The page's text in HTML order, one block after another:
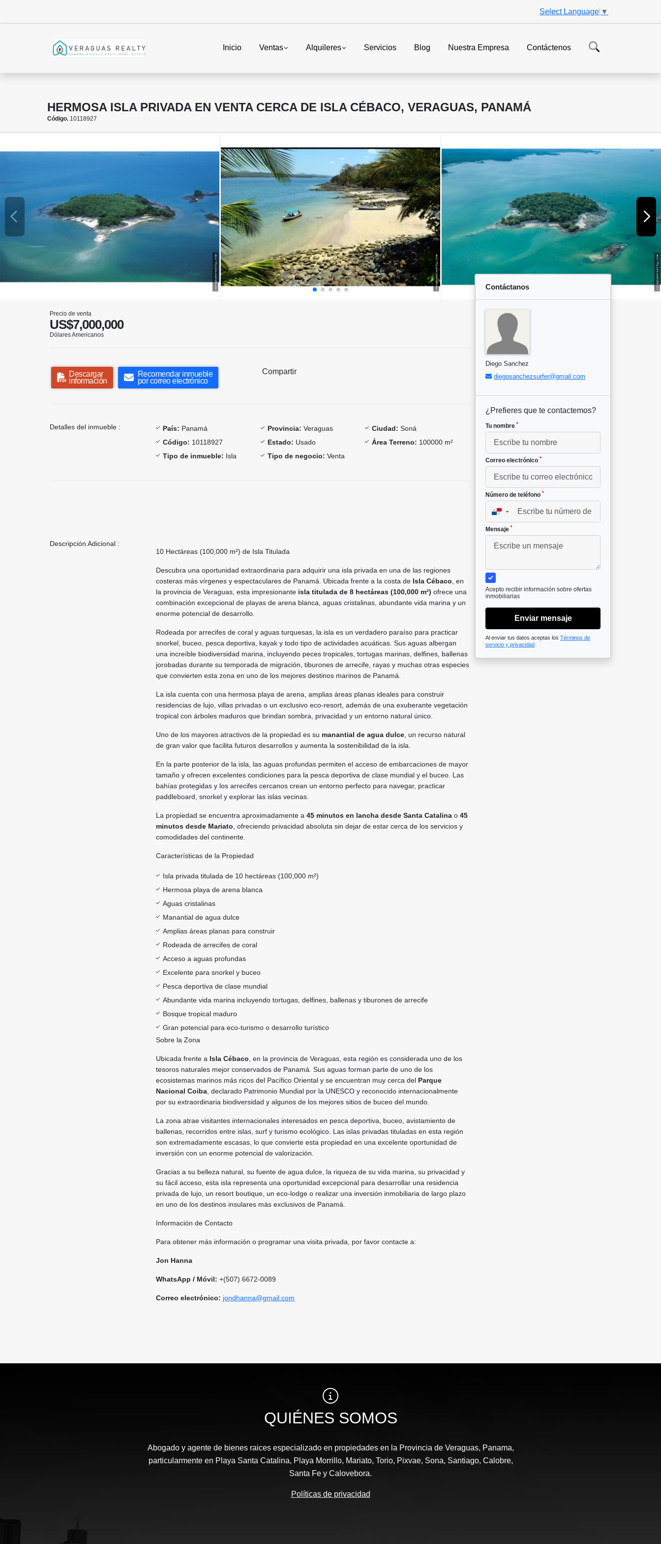
Select Language ▼
Inicio Ventas Alquileres Servicios Blog Nuestra Empresa Contáctenos
HERMOSA ISLA PRIVADA EN VENTA CERCA DE ISLA CÉBACO, VERAGUAS, PANAMÁ
Código. 10118927
Precio de venta
US$7,000,000
Dólares Americanos
Descargar
información
Recomendar inmueble
por correo electrónico
Compartir
Detalles del inmueble : País: Panamá Provincia: Veraguas Ciudad: Soná
Código: 10118927 Estado: Usado Área Terreno: 100000 m²
Tipo de inmueble: Isla Tipo de negocio: Venta
Descripción Adicional :
10 Hectáreas (100,000 m²) de Isla Titulada
Descubra una oportunidad extraordinaria para adquirir una isla privada en una de las regiones
costeras más vírgenes y espectaculares de Panamá. Ubicada frente a la costa de Isla Cébaco , en
la provincia de Veraguas, esta impresionante isla titulada de 8 hectáreas (100,000 m²) ofrece una
combinación excepcional de playas de arena blanca, aguas cristalinas, abundante vida marina y un
enorme potencial de desarrollo.
Rodeada por arrecifes de coral y aguas turquesas, la isla es un verdadero paraíso para practicar
snorkel, buceo, pesca deportiva, kayak y todo tipo de actividades acuáticas. Sus aguas albergan
una increíble biodiversidad marina, incluyendo peces tropicales, tortugas marinas, delfines, ballenas
jorobadas durante su temporada de migración, tiburones de arrecife, rayas y muchas otras especies
que convierten esta zona en uno de los mejores destinos marinos de Panamá.
La isla cuenta con una hermosa playa de arena, amplias áreas planas ideales para construir
residencias de lujo, villas privadas o un exclusivo eco-resort, además de una exuberante vegetación
tropical con árboles maduros que brindan sombra, privacidad y un entorno natural único.
Uno de los mayores atractivos de la propiedad es su manantial de agua dulce , un recurso natural
de gran valor que facilita futuros desarrollos y aumenta la sostenibilidad de la isla.
En la parte posterior de la isla, las aguas profundas permiten el acceso de embarcaciones de mayor
tamaño y ofrecen excelentes condiciones para la pesca deportiva de clase mundial y el buceo. Las
bahías protegidas y los arrecifes cercanos crean un entorno perfecto para navegar, practicar
paddleboard, snorkel y explorar las islas vecinas.
La propiedad se encuentra aproximadamente a 45 minutos en lancha desde Santa Catalina o 45
minutos desde Mariato , ofreciendo privacidad absoluta sin dejar de estar cerca de los servicios y
comodidades del continente.
Características de la Propiedad
Isla privada titulada de 10 hectáreas (100,000 m²)
Hermosa playa de arena blanca
Aguas cristalinas
Manantial de agua dulce
Amplias áreas planas para construir
Rodeada de arrecifes de coral
Acceso a aguas profundas
Excelente para snorkel y buceo
Pesca deportiva de clase mundial
Abundante vida marina incluyendo tortugas, delfines, ballenas y tiburones de arrecife
Bosque tropical maduro
Gran potencial para eco-turismo o desarrollo turístico
Sobre la Zona
Ubicada frente a Isla Cébaco , en la provincia de Veraguas, esta región es considerada uno de los
tesoros naturales mejor conservados de Panamá. Sus aguas forman parte de uno de los
ecosistemas marinos más ricos del Pacífico Oriental y se encuentran muy cerca del Parque
Nacional Coiba , declarado Patrimonio Mundial por la UNESCO y reconocido internacionalmente
por su extraordinaria biodiversidad y algunos de los mejores sitios de buceo del mundo.
La zona atrae visitantes internacionales interesados en pesca deportiva, buceo, avistamiento de
ballenas, recorridos entre islas, surf y turismo ecológico. Las islas privadas tituladas en esta región
son extremadamente escasas, lo que convierte esta propiedad en una excelente oportunidad de
inversión con un enorme potencial de valorización.
Gracias a su belleza natural, su fuente de agua dulce, la riqueza de su vida marina, su privacidad y
su fácil acceso, esta isla representa una oportunidad excepcional para desarrollar una residencia
privada de lujo, un resort boutique, un eco-lodge o realizar una inversión inmobiliaria de largo plazo
en uno de los destinos insulares más exclusivos de Panamá.
Información de Contacto
Para obtener más información o programar una visita privada, por favor contacte a:
Jon Hanna
WhatsApp / Móvil: +(507) 6672-0089
Correo electrónico: jondhanna@gmail.com
Contáctanos
Diego Sanchez
diegosanchezsurfer@gmail.com
¿Prefieres que te contactemos?
Tu nombre *
Correo electrónico *
Número de teléfono *
▼
Mensaje *
Acepto recibir información sobre ofertas
inmobiliarias
Enviar mensaje
Al enviar tus datos aceptas los Términos de
servicio y privacidad
QUIÉNES SOMOS
Abogado y agente de bienes raices especializado en propiedades en la Provincia de Veraguas, Panama,
particularmente en Playa Santa Catalina, Playa Morrillo, Mariato, Torio, Pixvae, Sona, Santiago, Calobre,
Santa Fe y Calovebora.
Políticas de privacidad